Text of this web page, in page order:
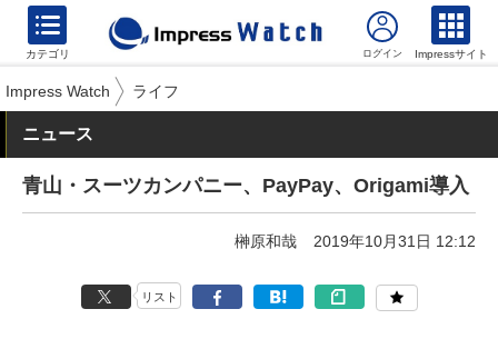
カテゴリ Impressサイト
Impress Watch ライフ
ニュース
青山・スーツカンパニー、PayPay、Origami導入
榊原和哉 2019年10月31日 12:12
リスト